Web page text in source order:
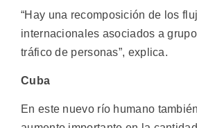
“Hay una recomposición de los
internacionales asociados a
tráfico de personas”, explica.
Cuba
En este nuevo río humano